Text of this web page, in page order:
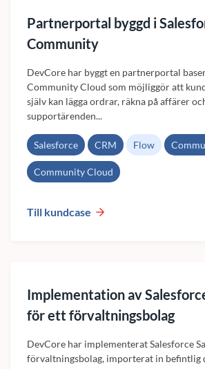
Partnerportal byggd i
Community
DevCore har byggt en partnerportal
Community Cloud som möjliggör att
själv kan lägga ordrar, räkna på affärer
supportärenden...
Salesforce CRM Flow
Community Cloud
Till kundcase
Implementation av
för ett förvaltningsbolag
DevCore har implementerat Salesforce
förvaltningsbolag, importerat in befintlig